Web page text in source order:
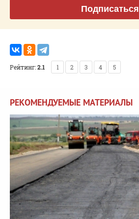
Подписаться
Рейтинг:2.1 1 2 3 4 5
РЕКОМЕНДУЕМЫЕ МАТЕРИАЛЫ